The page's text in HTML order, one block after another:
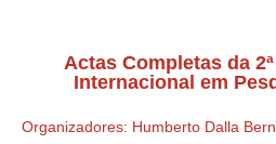
Actas Completas da
Internacional em
Organizadores: Humberto Dalla